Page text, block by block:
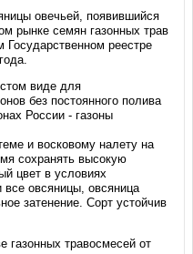
овечьей, появившийся
рынке семян газонных трав
Государственном реестре
виде для
без постоянного полива
России - газоны
и восковому налету на
сохранять высокую
цвет в условиях
все овсяницы, овсяница
затенение. Сорт устойчив
газонных травосмесей от